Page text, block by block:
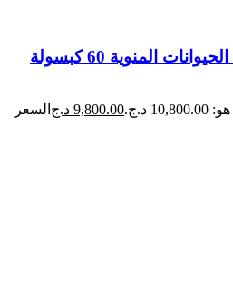
د.ج. 9,800.00 د.ج السعر